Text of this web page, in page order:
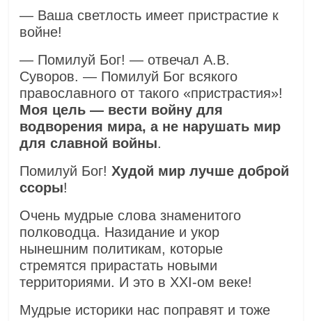
— Ваша светлость имеет пристрастие к
войне!
— Помилуй Бог! — отвечал А.В.
Суворов. — Помилуй Бог всякого
православного от такого «пристрастия»!
Моя цель — вести войну для
водворения мира, а не нарушать мир
для славной войны.
Помилуй Бог!Худой мир лучше доброй
ссоры!
Очень мудрые слова знаменитого
полководца. Назидание и укор
нынешним политикам, которые
стремятся прирастать новыми
территориями. И это в XXI-ом веке!
Мудрые историки нас поправят и тоже